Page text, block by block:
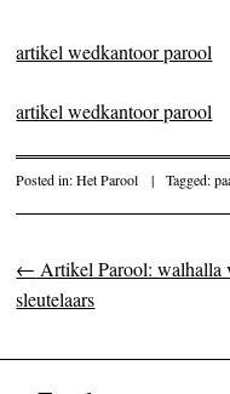
artikel wedkantoor parool
artikel wedkantoor parool
Posted in:Het Parool | Tagged:
Post
← Artikel Parool: walhalla
sleutelaars